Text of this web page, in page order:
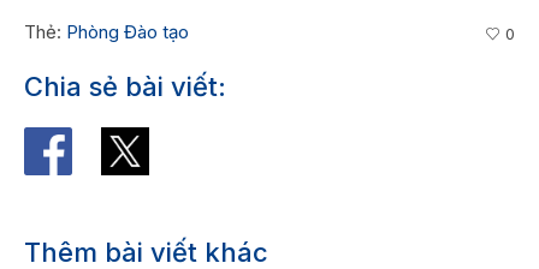
Thẻ: Phòng Đào tạo 0
Chia sẻ bài viết:
Thêm bài viết khác